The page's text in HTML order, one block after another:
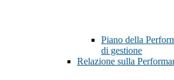
Piano della
di gestione
Relazione sulla